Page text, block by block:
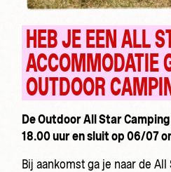
HEB JE EEN ALL
ACCOMMODATIE
OUTDOOR
De Outdoor All Star
18.00 uur en sluit op 06/07
Bij aankomst ga je naar de